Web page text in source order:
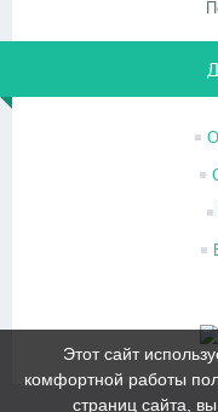
Этот сайт
комфортной работы
страниц сайта,